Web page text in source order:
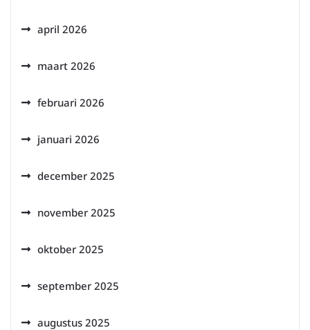
april 2026
maart 2026
februari 2026
januari 2026
december 2025
november 2025
oktober 2025
september 2025
augustus 2025